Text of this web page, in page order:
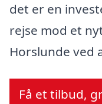
det er en
rejse mod et
Horslunde ved
Få et tilbud,